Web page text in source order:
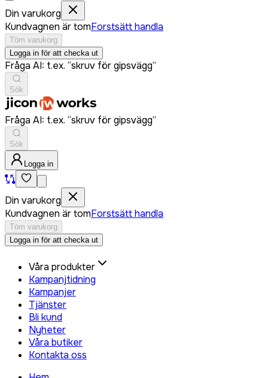
Din varukorg
Kundvagnen är tomForstsätt handla
Töm varukorg
Logga in för att checka ut
Fråga AI: t.ex. “skruv för gipsvägg”
Sök
Fråga AI: t.ex. “skruv för gipsvägg”
Sök
Logga in
Din varukorg
Kundvagnen är tomForstsätt handla
Töm varukorg
Logga in för att checka ut
Våra produkter
Kampanjtidning
Kampanjer
Tjänster
Bli kund
Nyheter
Våra butiker
Kontakta oss